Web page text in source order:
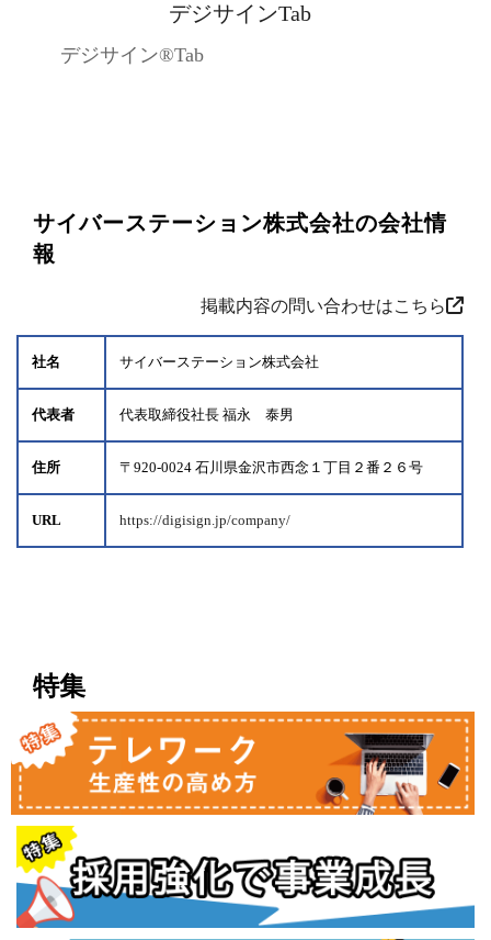
デジサインTab
デジサイン®Tab
サイバーステーション株式会社の会社情
報
掲載内容の問い合わせはこちら
社名 サイバーステーション株式会社
代表者 代表取締役社長 福永 泰男
住所 〒920-0024 石川県金沢市西念１丁目２番２６号
URL https://digisign.jp/company/
特集